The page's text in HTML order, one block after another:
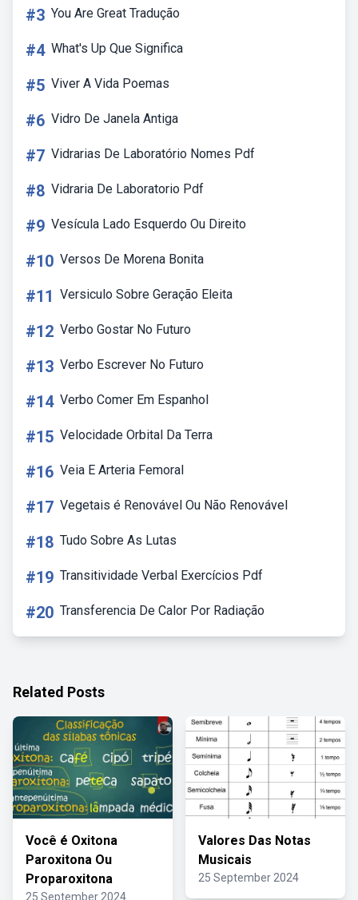
#3 You Are Great Tradução
#4 What's Up Que Significa
#5 Viver A Vida Poemas
#6 Vidro De Janela Antiga
#7 Vidrarias De Laboratório Nomes Pdf
#8 Vidraria De Laboratorio Pdf
#9 Vesícula Lado Esquerdo Ou Direito
#10 Versos De Morena Bonita
#11 Versiculo Sobre Geração Eleita
#12 Verbo Gostar No Futuro
#13 Verbo Escrever No Futuro
#14 Verbo Comer Em Espanhol
#15 Velocidade Orbital Da Terra
#16 Veia E Arteria Femoral
#17 Vegetais é Renovável Ou Não Renovável
#18 Tudo Sobre As Lutas
#19 Transitividade Verbal Exercícios Pdf
#20 Transferencia De Calor Por Radiação
Related Posts
Você é Oxitona
Paroxitona Ou
Proparoxitona
25 September 2024
Valores Das Notas
Musicais
25 September 2024